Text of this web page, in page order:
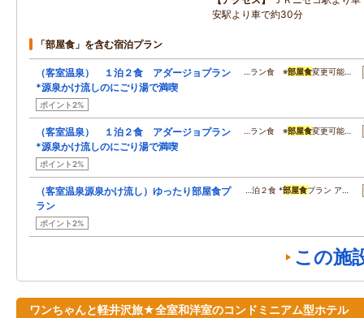
安駅より車で約30分
「部屋食」を含む宿泊プラン
（客室温泉） １泊２食 アダージョプラン
*源泉かけ流しのにごり湯で満喫
ポイント2%
…ラン食 ※部屋食変更可能…
（客室温泉） １泊２食 アダージョプラン
*源泉かけ流しのにごり湯で満喫
ポイント2%
…ラン食 ※部屋食変更可能…
（客室温泉源泉かけ流し）ゆったり部屋食プ
ラン
ポイント2%
…泊２食 *部屋食プラン ア…
この施
ワンちゃんと軽井沢旅★全室和洋室のコンドミニアム型ホテル